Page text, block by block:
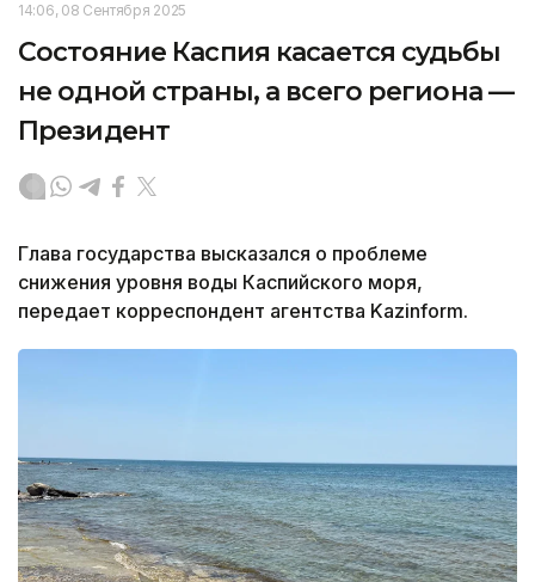
14:06, 08 Сентября 2025
Состояние Каспия касается судьбы
не одной страны, а всего региона —
Президент
Глава государства высказался о проблеме
снижения уровня воды Каспийского моря,
передает корреспондент агентства Kazinform.